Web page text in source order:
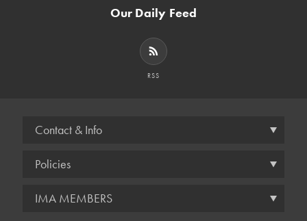
Our Daily Feed
RSS
Contact & Info
Policies
IMA MEMBERS